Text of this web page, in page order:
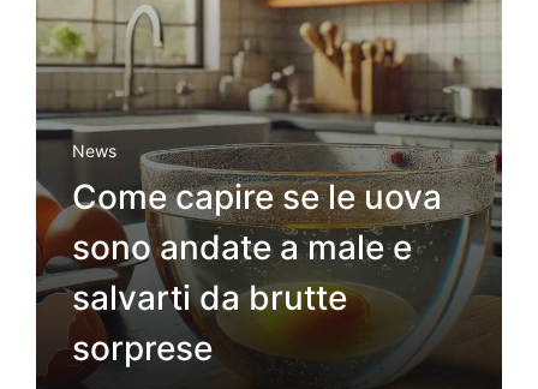
News
Come capire se le uova
sono andate a male e
salvarti da brutte
sorprese